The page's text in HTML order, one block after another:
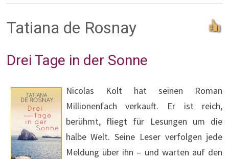
Tatiana de Rosnay
Drei Tage in der Sonne
Nicolas Kolt hat seinen Roman
Millionenfach verkauft. Er ist reich,
berühmt, fliegt für Lesungen um die
halbe Welt. Seine Leser verfolgen jede
Meldung über ihn – und warten auf den